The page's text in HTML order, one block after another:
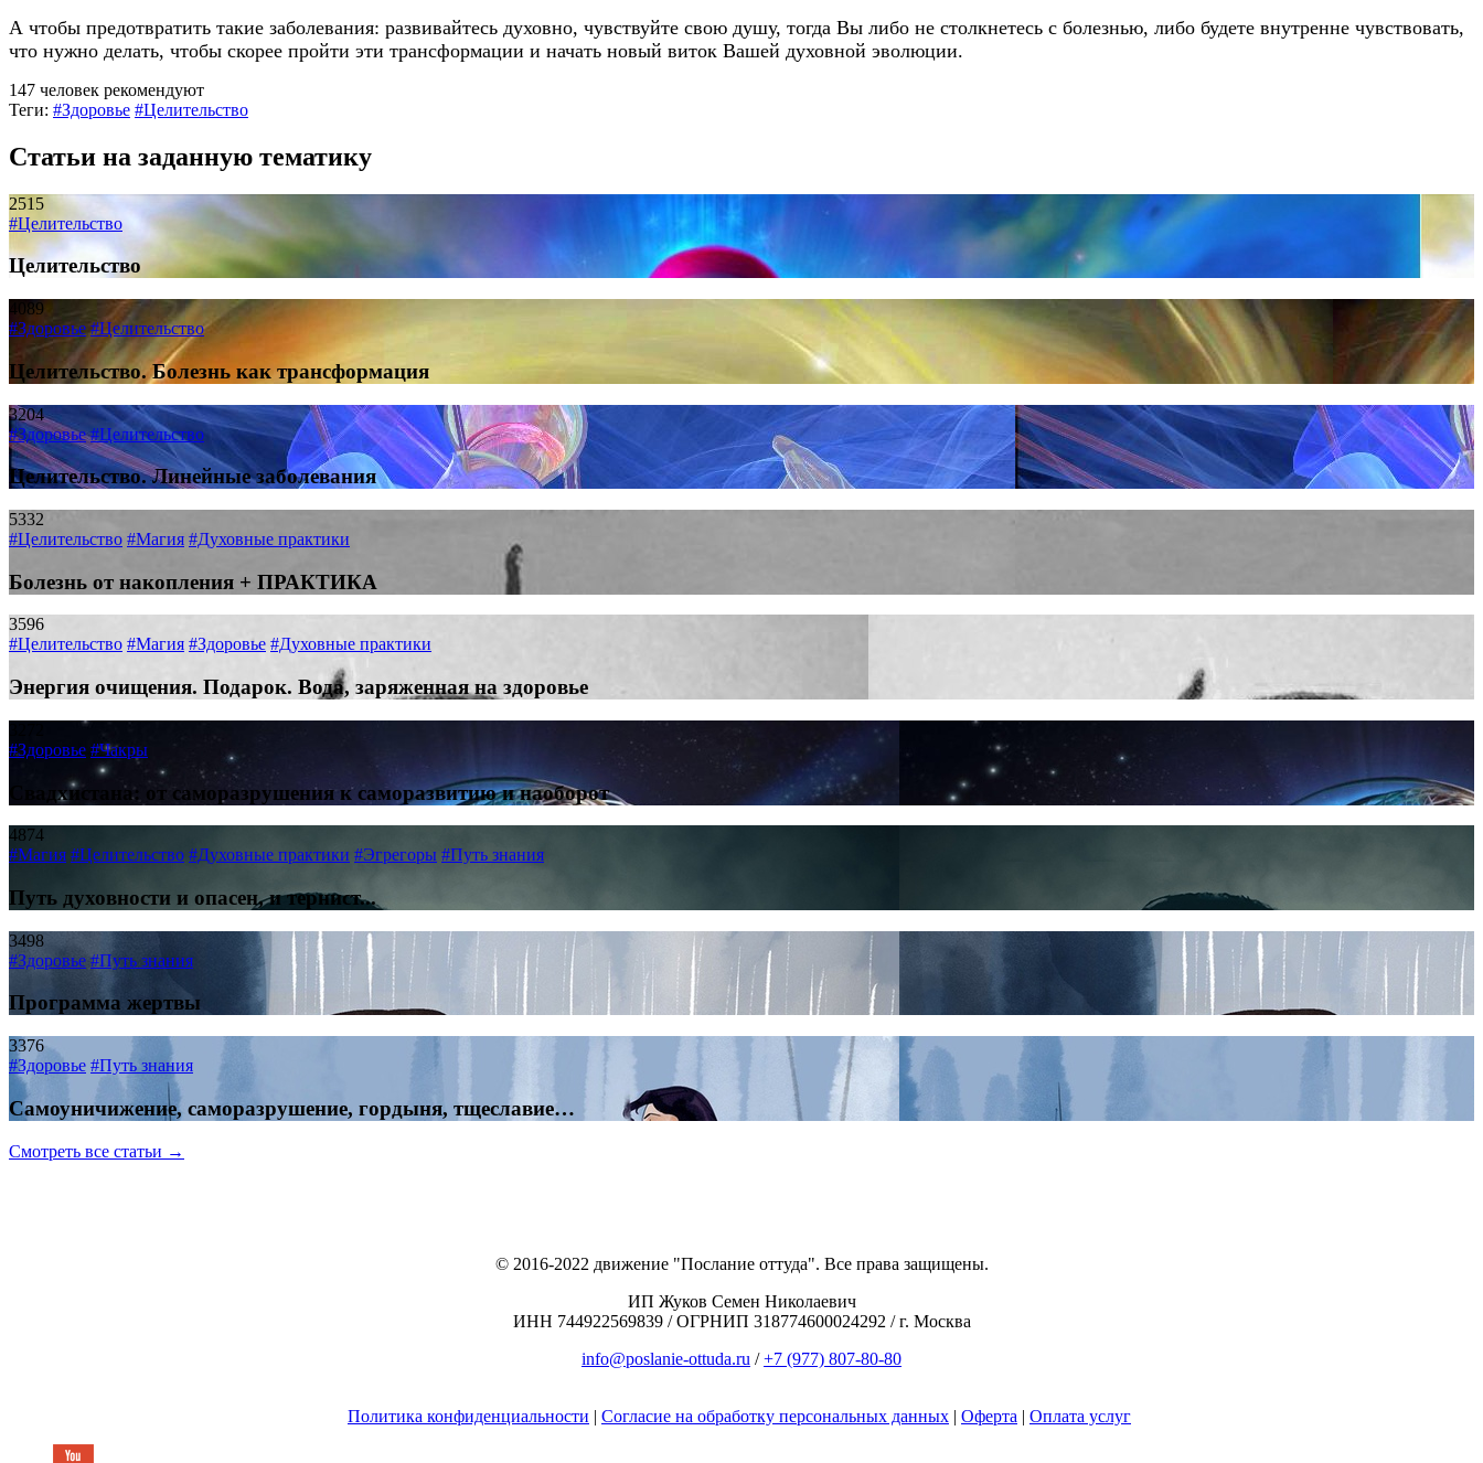
А чтобы предотвратить такие заболевания: развивайтесь духовно, чувствуйте свою душу, тогда Вы либо не столкнетесь с болезнью, либо будете внутренне чувствовать,
что нужно делать, чтобы скорее пройти эти трансформации и начать новый виток Вашей духовной эволюции.
147 человек рекомендуют
Теги: #Здоровье #Целительство
Статьи на заданную тематику
2515
#Целительство
Целительство
4089
#Здоровье #Целительство
Целительство. Болезнь как трансформация
3204
#Здоровье #Целительство
Целительство. Линейные заболевания
5332
#Целительство #Магия #Духовные практики
Болезнь от накопления + ПРАКТИКА
3596
#Целительство #Магия #Здоровье #Духовные практики
Энергия очищения. Подарок. Вода, заряженная на здоровье
#Здоровье #Чакры
Свадхистана: от саморазрушения к саморазвитию и наоборот
4874
#Магия #Целительство #Духовные практики #Эгрегоры #Путь знания
Путь духовности и опасен, и тернист...
3498
#Здоровье #Путь знания
Программа жертвы
3376
#Здоровье #Путь знания
Самоуничижение, саморазрушение, гордыня, тщеславие…
Смотреть все статьи →
© 2016-2022 движение "Послание оттуда". Все права защищены.
ИП Жуков Семен Николаевич
ИНН 744922569839 / ОГРНИП 318774600024292 / г. Москва
info@poslanie-ottuda.ru /+7 (977) 807-80-80
Политика конфиденциальности | Согласие на обработку персональных данных | Оферта | Оплата услуг